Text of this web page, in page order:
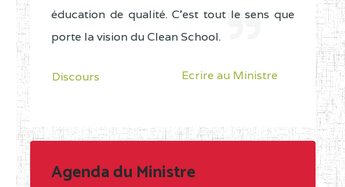
éducation de qualité. C'est tout le sens que
porte la vision du Clean School.
Discours Ecrire au Ministre
Agenda du Ministre